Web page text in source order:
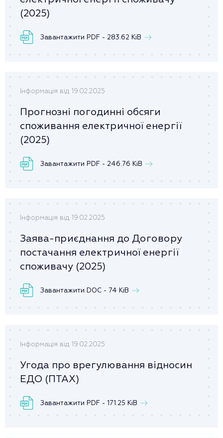
(2025)
Завантажити PDF - 283.62 KiB
Інформація від 19.02.2025
Прогнозні погодинні обсяги
споживання електричної енергії
(2025)
Завантажити PDF - 246.76 KiB
Інформація від 19.02.2025
Заява-приєднання до Договору
постачання електричної енергії
споживачу (2025)
Завантажити DOC - 74 KiB
Інформація від 19.02.2025
Угода про врегулювання відносин
ЕДО (ПТАХ)
Завантажити PDF - 171.25 KiB